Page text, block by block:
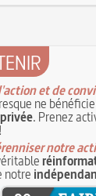
et de
ne
. Prenez
notre
notre